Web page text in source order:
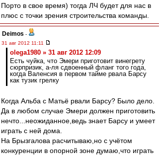
Порто в свое время) тогда ЛЧ будет для нас в
плюс с точки зрения строительства команды.
Deimos -
31 авг 2012 11:11
olega1980 » 31 авг 2012 12:09
Есть чуйка, что Эмери приготовит винегрету
сюрпризик, а-ля сдвоенный фланг того года,
когда Валенсия в первом тайме рвала Барсу
как тузик грелку
Когда Альба с Матьё рвали Барсу? Было дело.
Да в любом случае Эмери должен приготовить
нечто...неожиданное,ведь знает Барсу и умеет
играть с ней дома.
На Брызгалова расчитываю,но с учётом
конкуренции в опорной зоне думаю,что играть